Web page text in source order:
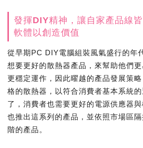
發揮DIY精神，讓自家產品線
軟體以創造價值
從早期PC DIY電腦組裝風氣盛行的年
想要更好的散熱器產品，來幫助他們
更穩定運作，因此曜越的產品發展策
格的散熱器，以符合消費者基本系統
了，消費者也需要更好的電源供應器
也推出這系列的產品，並依照市場區
階的產品。